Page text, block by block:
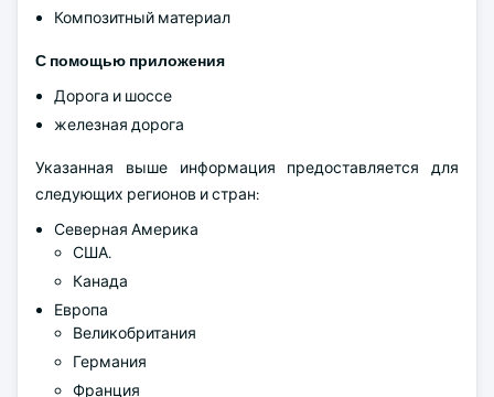
Композитный материал
С помощью приложения
Дорога и шоссе
железная дорога
Указанная выше информация предоставляется для
следующих регионов и стран:
Северная Америка
США.
Канада
Европа
Великобритания
Германия
Франция